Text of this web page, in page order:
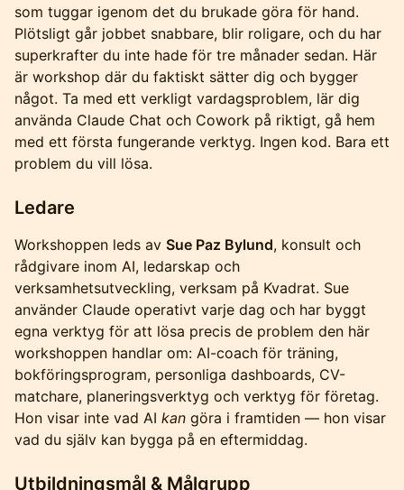
som tuggar igenom det du brukade göra för hand.
Plötsligt går jobbet snabbare, blir roligare, och du har
superkrafter du inte hade för tre månader sedan. Här
är workshop där du faktiskt sätter dig och bygger
något. Ta med ett verkligt vardagsproblem, lär dig
använda Claude Chat och Cowork på riktigt, gå hem
med ett första fungerande verktyg. Ingen kod. Bara ett
problem du vill lösa.
Ledare
Workshoppen leds av Sue Paz Bylund, konsult och
rådgivare inom AI, ledarskap och
verksamhetsutveckling, verksam på Kvadrat. Sue
använder Claude operativt varje dag och har byggt
egna verktyg för att lösa precis de problem den här
workshoppen handlar om: AI-coach för träning,
bokföringsprogram, personliga dashboards, CV-
matchare, planeringsverktyg och verktyg för företag.
Hon visar inte vad AI kan göra i framtiden — hon visar
vad du själv kan bygga på en eftermiddag.
Utbildningsmål & Målgrupp